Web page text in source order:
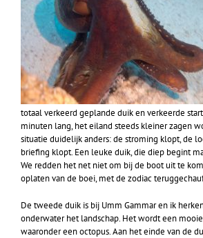
totaal verkeerd geplande duik en verkeerde
minuten lang, het eiland steeds kleiner zagen
situatie duidelijk anders: de stroming klopt, de
briefing klopt. Een leuke duik, die diep begint
We redden het net niet om bij de boot uit te
oplaten van de boei, met de zodiac
De tweede duik is bij Umm Gammar en ik
onderwater het landschap. Het wordt een
waaronder een octopus. Aan het einde van de